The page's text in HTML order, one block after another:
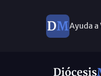
Ayuda a